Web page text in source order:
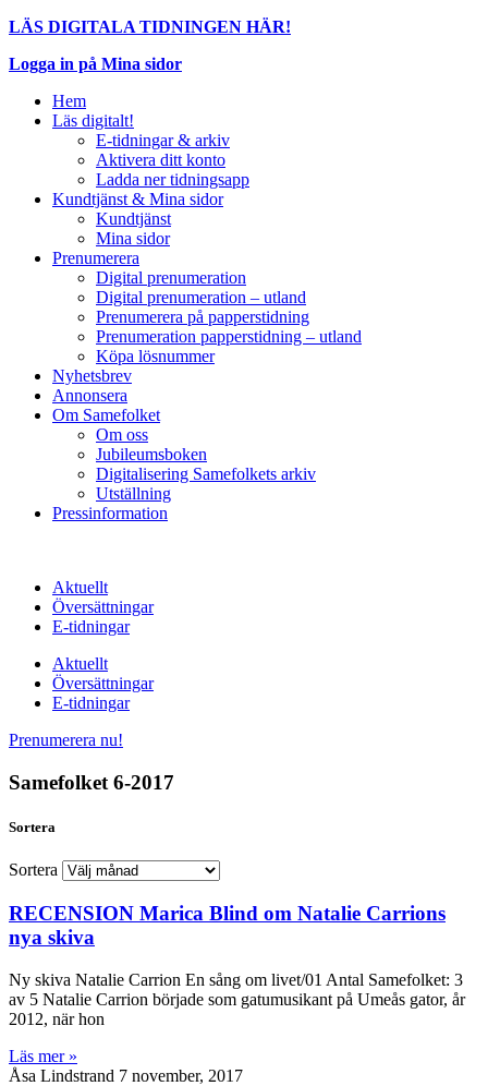
LÄS DIGITALA TIDNINGEN HÄR!
Logga in på Mina sidor
Hem
Läs digitalt!
E-tidningar & arkiv
Aktivera ditt konto
Ladda ner tidningsapp
Kundtjänst & Mina sidor
Kundtjänst
Mina sidor
Prenumerera
Digital prenumeration
Digital prenumeration – utland
Prenumerera på papperstidning
Prenumeration papperstidning – utland
Köpa lösnummer
Nyhetsbrev
Annonsera
Om Samefolket
Om oss
Jubileumsboken
Digitalisering Samefolkets arkiv
Utställning
Pressinformation
Aktuellt
Översättningar
E-tidningar
Aktuellt
Översättningar
E-tidningar
Prenumerera nu!
Samefolket 6-2017
Sortera
Sortera
RECENSION Marica Blind om Natalie Carrions
nya skiva
Ny skiva Natalie Carrion En sång om livet/01 Antal Samefolket: 3
av 5 Natalie Carrion började som gatumusikant på Umeås gator, år
2012, när hon
Läs mer »
Åsa Lindstrand 7 november, 2017